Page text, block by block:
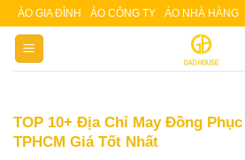
Skip
content
ÁO GIA ĐÌNH ÁO CÔNG TY ÁO NHÀ HÀNG
TOP 10+ Địa Chỉ May Đồng Phục
TPHCM Giá Tốt Nhất